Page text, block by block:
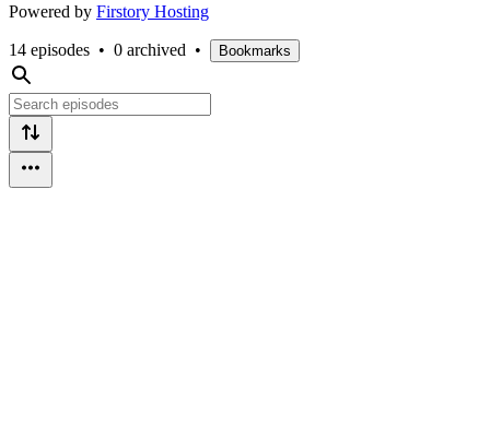
Powered by Firstory Hosting
14 episodes • 0 archived • Bookmarks